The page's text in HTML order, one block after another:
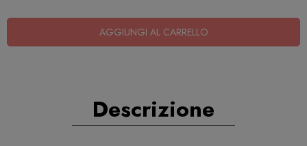
AGGIUNGI AL CARRELLO
Descrizione